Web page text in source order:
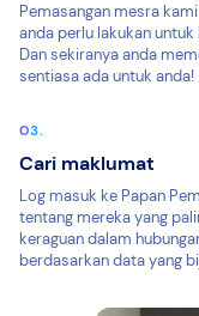
Pemasangan mesra
anda perlu lakukan
Dan sekiranya anda
sentiasa ada untuk anda!
Cari maklumat
Log masuk ke Papan
tentang mereka yang
keraguan dalam
berdasarkan data yang